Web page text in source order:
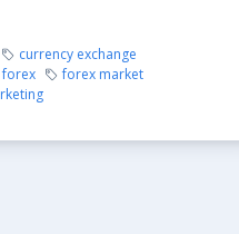
currency exchange
forex
forex market